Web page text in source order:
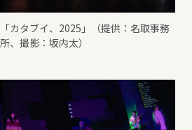
「カタブイ、2025」（提供：名取事務
所、撮影：坂内太）